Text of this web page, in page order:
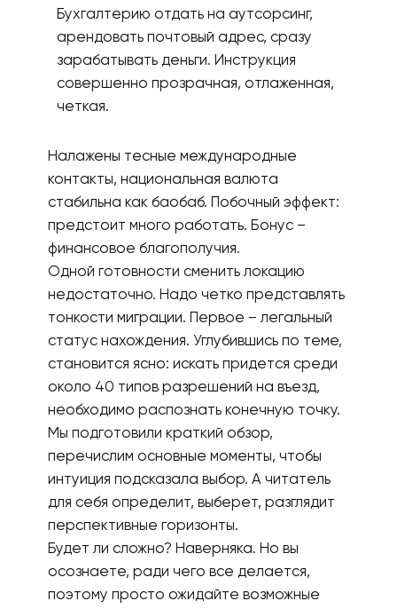
Бухгалтерию отдать на аутсорсинг,
арендовать почтовый адрес, сразу
зарабатывать деньги. Инструкция
совершенно прозрачная, отлаженная,
четкая.
Налажены тесные международные
контакты, национальная валюта
стабильна как баобаб. Побочный эффект:
предстоит много работать. Бонус –
финансовое благополучия.
Одной готовности сменить локацию
недостаточно. Надо четко представлять
тонкости миграции. Первое – легальный
статус нахождения. Углубившись по теме,
становится ясно: искать придется среди
около 40 типов разрешений на въезд,
необходимо распознать конечную точку.
Мы подготовили краткий обзор,
перечислим основные моменты, чтобы
интуиция подсказала выбор. А читатель
для себя определит, выберет, разглядит
перспективные горизонты.
Будет ли сложно? Наверняка. Но вы
осознаете, ради чего все делается,
поэтому просто ожидайте возможные